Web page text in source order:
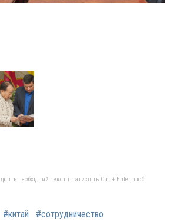
необхідний текст і натисніть Ctrl + Enter, щоб
#китай #сотрудничество